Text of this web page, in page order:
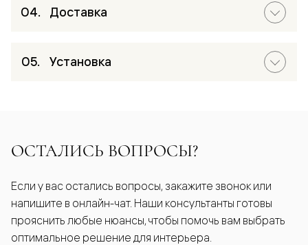
Доставка
Установка
ОСТАЛИСЬ ВОПРОСЫ?
Если у вас остались вопросы, закажите звонок или
напишите в онлайн-чат. Наши консультанты готовы
прояснить любые нюансы, чтобы помочь вам выбрать
оптимальное решение для интерьера.